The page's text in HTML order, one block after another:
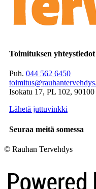
Toimituksen yhteystiedot
Puh. 044 562 6450
Isokatu 17, PL 102,
Lähetä juttuvinkki
Seuraa meitä somessa
© Rauhan Tervehdys